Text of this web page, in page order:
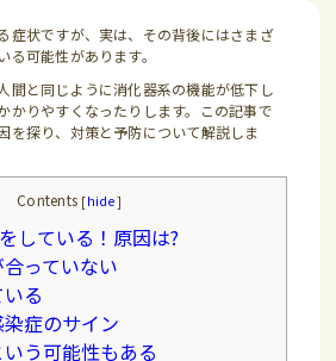
症状ですが、実は、その背後にはさまざ
る可能性があります。
間と同じように消化器系の機能が低下し
かりやすくなったりします。この記事で
を探り、対策と予防について解説しま
Contents [hide]
している！原因は?
っていない
る
症のサイン
う可能性もある